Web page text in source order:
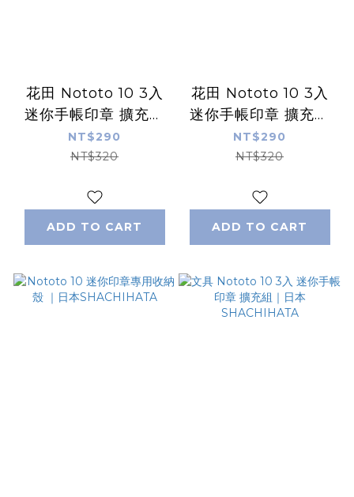
花田 Nototo 10 3入
迷你手帳印章 擴充組
｜日本SHACHIHATA
NT$290
NT$320
ADD TO CART
花田 Nototo 10 3入
迷你手帳印章 擴充組
｜日本SHACHIHATA
NT$290
NT$320
ADD TO CART